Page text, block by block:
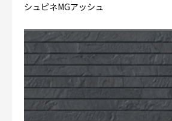
シュピネMGアッシュ